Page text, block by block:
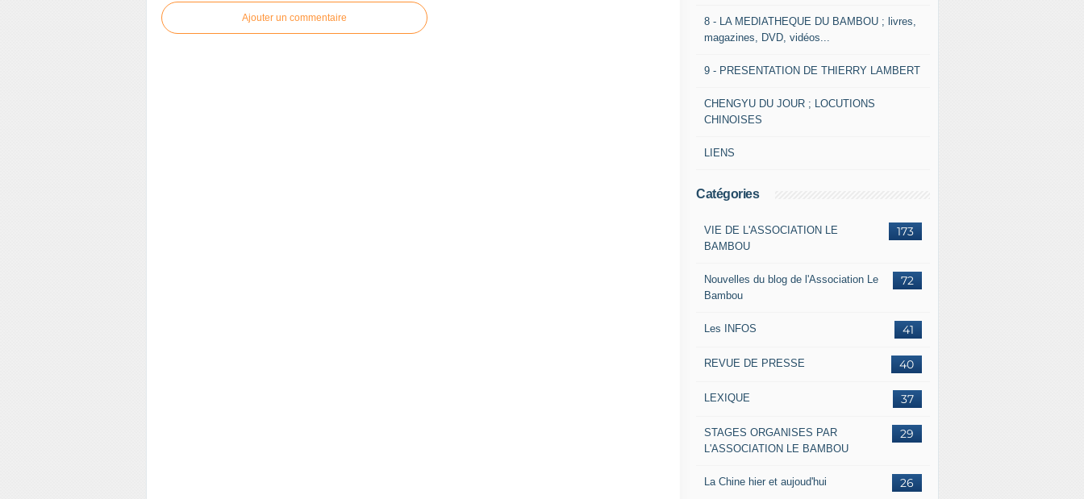
Ajouter un commentaire
8 - LA MEDIATHEQUE DU BAMBOU ; livres,
magazines, DVD, vidéos...
9 - PRESENTATION DE THIERRY LAMBERT
CHENGYU DU JOUR ; LOCUTIONS
CHINOISES
LIENS
Catégories
173
VIE DE L'ASSOCIATION LE
BAMBOU
72
Nouvelles du blog de l'Association Le
Bambou
41
Les INFOS
40
REVUE DE PRESSE
37
LEXIQUE
29
STAGES ORGANISES PAR
L'ASSOCIATION LE BAMBOU
26
La Chine hier et aujoud'hui